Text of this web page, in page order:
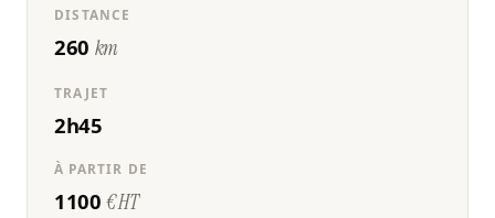
DISTANCE
260 km
TRAJET
2h45
À PARTIR DE
1100€ HT